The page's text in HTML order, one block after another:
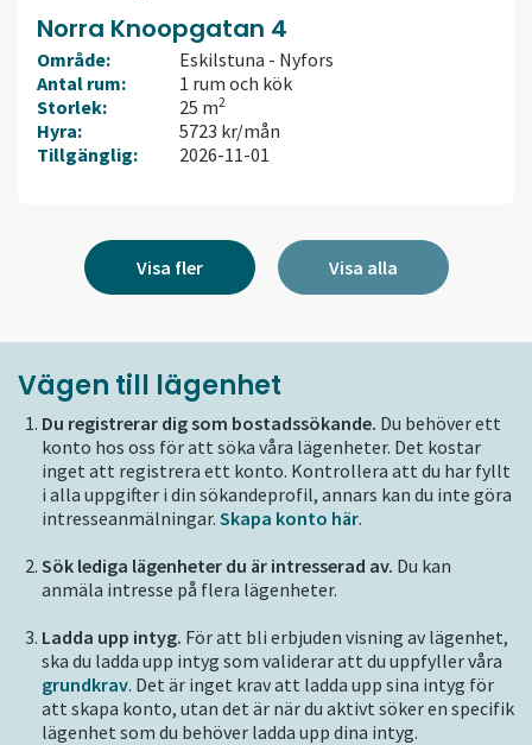
Norra Knoopgatan 4
Område:
Eskilstuna - Nyfors
Antal rum:
1 rum och kök
Storlek:
25 m2
Hyra:
5723 kr/mån
Tillgänglig:
2026-11-01
Visa fler Visa alla
Vägen till lägenhet
Du registrerar dig som bostadssökande. Du behöver ett
konto hos oss för att söka våra lägenheter. Det kostar
inget att registrera ett konto. Kontrollera att du har fyllt
i alla uppgifter i din sökandeprofil, annars kan du inte göra
intresseanmälningar. Skapa konto här.
Sök lediga lägenheter du är intresserad av. Du kan
anmäla intresse på flera lägenheter.
Ladda upp intyg. För att bli erbjuden visning av lägenhet,
ska du ladda upp intyg som validerar att du uppfyller våra
grundkrav. Det är inget krav att ladda upp sina intyg för
att skapa konto, utan det är när du aktivt söker en specifik
lägenhet som du behöver ladda upp dina intyg.